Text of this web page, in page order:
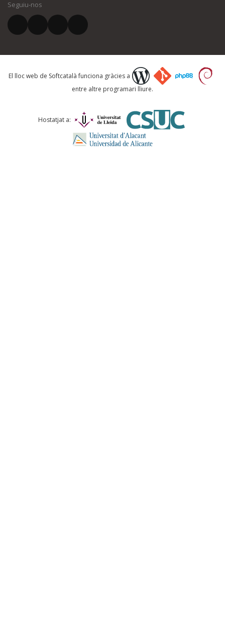
El vostre correu electrònic *
Què proposeu?
Comentari *
Seguiu-nos
El lloc web de Softcatalà funciona gràcies a
entre altre programari lliure.
Hostatjat a: